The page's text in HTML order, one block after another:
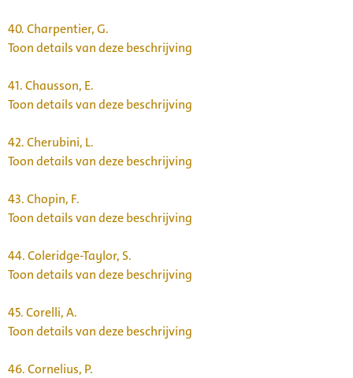
40.Charpentier, G.
Toon details van deze beschrijving
41.Chausson, E.
Toon details van deze beschrijving
42.Cherubini, L.
Toon details van deze beschrijving
43.Chopin, F.
Toon details van deze beschrijving
44.Coleridge-Taylor, S.
Toon details van deze beschrijving
45.Corelli, A.
Toon details van deze beschrijving
46.Cornelius, P.